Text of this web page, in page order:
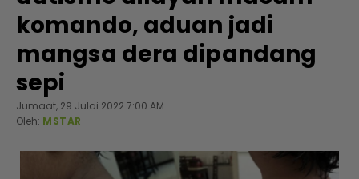
komando, aduan jadi
mangsa dera dipandang
sepi
Jumaat, 29 Julai 2022 7:00 AM
Oleh: MSTAR